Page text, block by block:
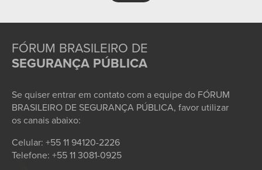
FÓRUM BRASILEIRO DE
SEGURANÇA PÚBLICA
Se quiser entrar em contato com a equipe do FÓRUM
BRASILEIRO DE SEGURANÇA PÚBLICA, favor utilizar
os canais abaixo:
Celular: +55 11 94120-2226
Telefone: +55 11 3081-0925